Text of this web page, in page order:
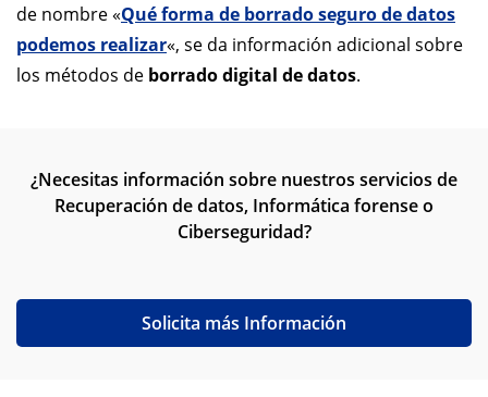
de nombre «Qué forma de borrado seguro de datos
podemos realizar«, se da información adicional sobre
los métodos de borrado digital de datos.
¿Necesitas información sobre nuestros servicios de
Recuperación de datos, Informática forense o
Ciberseguridad?
Solicita más Información